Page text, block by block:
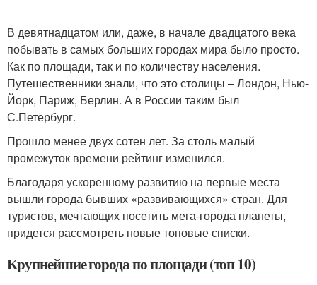
В девятнадцатом или, даже, в начале двадцатого века
побывать в самых больших городах мира было просто.
Как по площади, так и по количеству населения.
Путешественники знали, что это столицы – Лондон, Нью-
Йорк, Париж, Берлин. А в России таким был
С.Петербург.
Прошло менее двух сотен лет. За столь малый
промежуток времени рейтинг изменился.
Благодаря ускоренному развитию на первые места
вышли города бывших «развивающихся» стран. Для
туристов, мечтающих посетить мега-города планеты,
придется рассмотреть новые топовые списки.
Крупнейшие города по площади (топ 10)